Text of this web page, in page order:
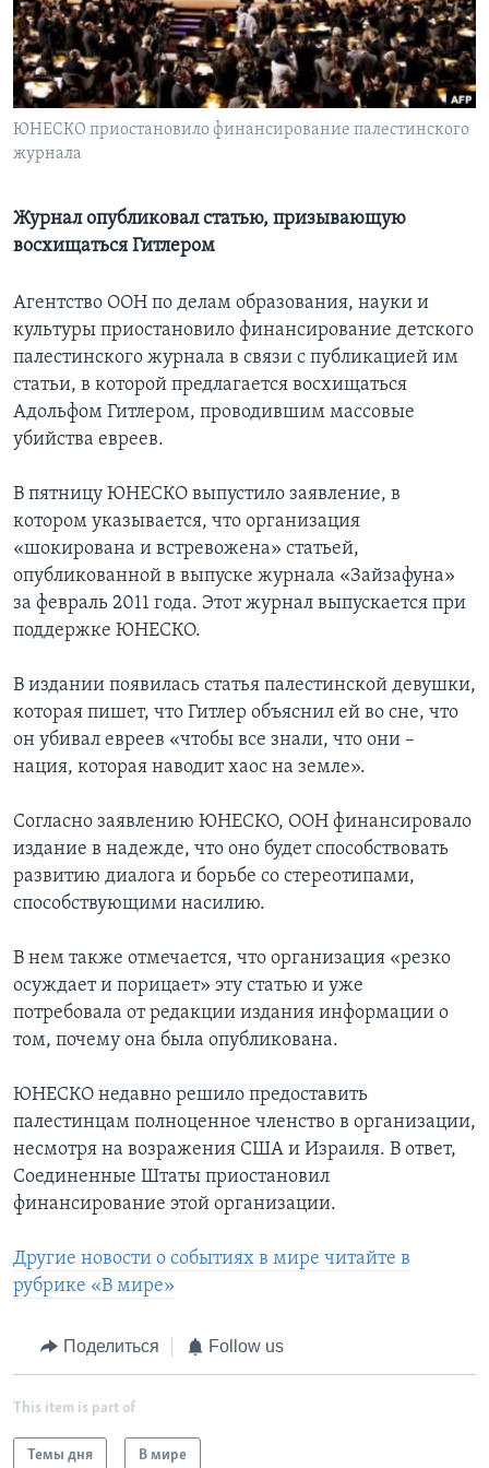
Learning English
СОЦИАЛЬНЫЕ СЕТИ
ЮНЕСКО приостановило финансирование палестинского
журнала
Журнал опубликовал статью, призывающую
восхищаться Гитлером
Агентство ООН по делам образования, науки и
культуры приостановило финансирование детского
палестинского журнала в связи с публикацией им
статьи, в которой предлагается восхищаться
Адольфом Гитлером, проводившим массовые
убийства евреев.
В пятницу ЮНЕСКО выпустило заявление, в
котором указывается, что организация
«шокирована и встревожена» статьей,
опубликованной в выпуске журнала «Зайзафуна»
за февраль 2011 года. Этот журнал выпускается при
поддержке ЮНЕСКО.
В издании появилась статья палестинской девушки,
которая пишет, что Гитлер объяснил ей во сне, что
он убивал евреев «чтобы все знали, что они –
нация, которая наводит хаос на земле».
Согласно заявлению ЮНЕСКО, ООН финансировало
издание в надежде, что оно будет способствовать
развитию диалога и борьбе со стереотипами,
способствующими насилию.
В нем также отмечается, что организация «резко
осуждает и порицает» эту статью и уже
потребовала от редакции издания информации о
том, почему она была опубликована.
ЮНЕСКО недавно решило предоставить
палестинцам полноценное членство в организации,
несмотря на возражения США и Израиля. В ответ,
Соединенные Штаты приостановил
финансирование этой организации.
Другие новости о событиях в мире читайте в
рубрике «В мире»
Поделиться Follow us
This item is part of
Темы дня В мире